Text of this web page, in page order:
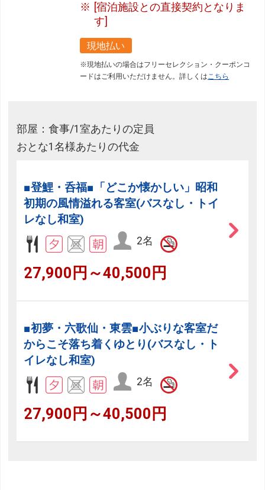
[宿泊施設との直接契約となりま
す]
現地払い
※現地払いの場合はフリーセレクション・クーポンコ
ードはご利用いただけません。詳しくは こちら
部屋：食事/1室あたりの定員
おとな1名様あたりの代金
■登鯉・呑福■「どこか懐かしい」昭和
初期の風情溢れる客室(バスなし・トイ
レなし和室)
2名
27,900円～40,500円
■初夢・六歌仙・東雲■小ぶりな客室だ
からこそ落ち着くゆとり(バスなし・ト
イレなし和室)
2名
27,900円～40,500円